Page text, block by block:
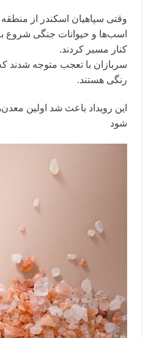
وقتی سپاهیان اسکندر از منطقه
اسب‌ها و حیوانات جنگی
کنار مسیر کردند.
سربازان با تعجب متوجه شدند
رنگی هستند.
این رویداد باعث شد اولین
شود